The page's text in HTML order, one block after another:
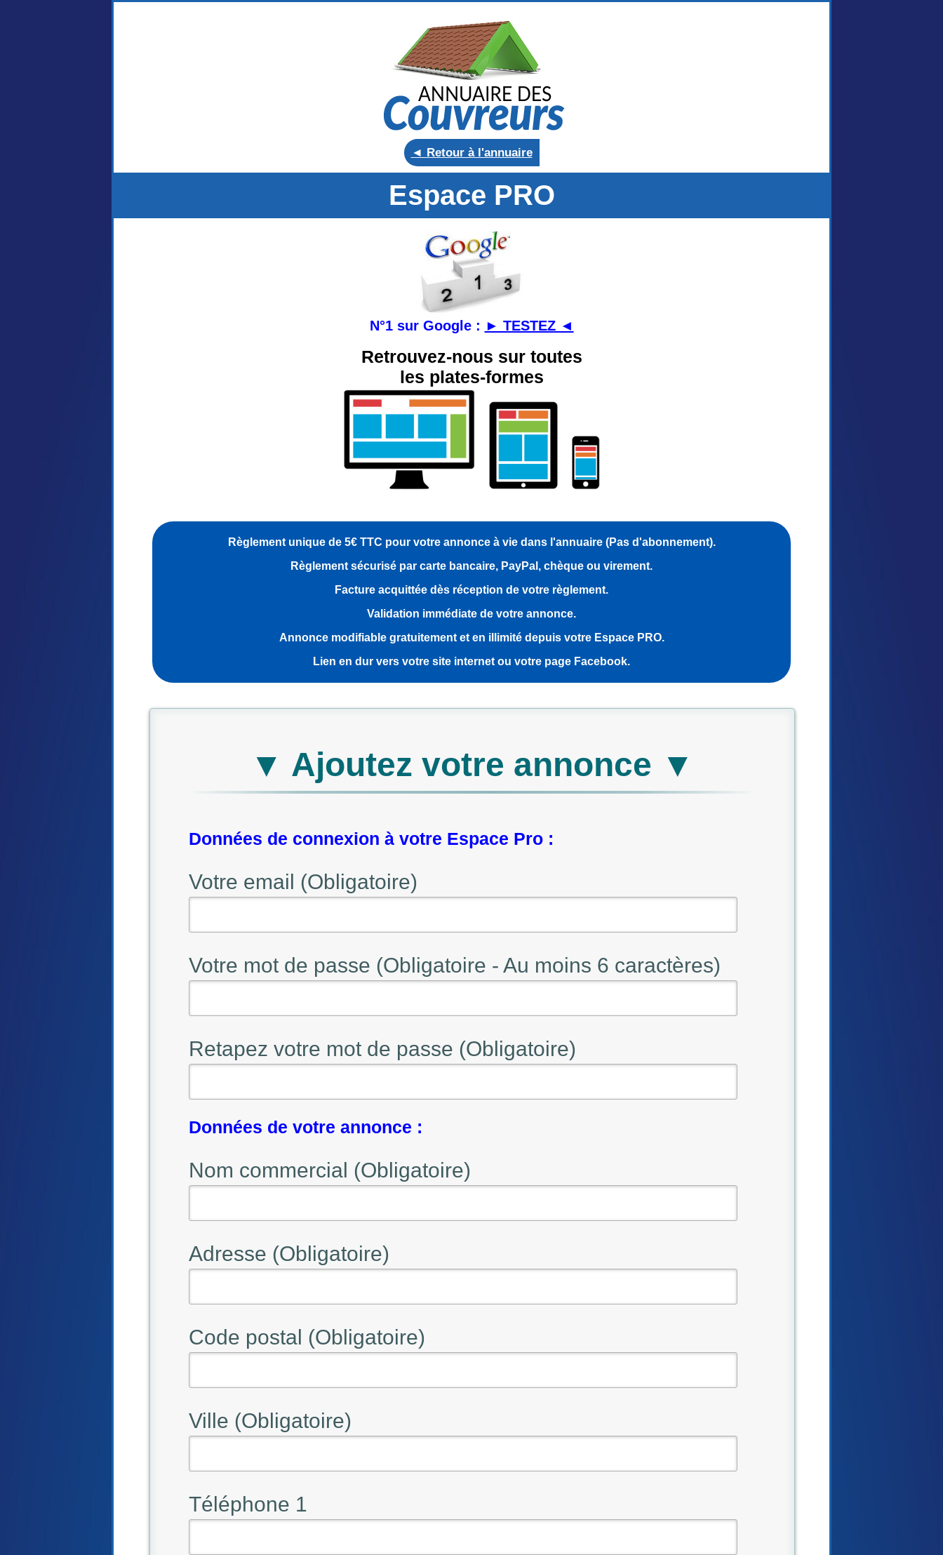
◄ Retour à l'annuaire
Espace PRO
N°1 sur Google : ► TESTEZ ◄
Retrouvez-nous sur toutes
les plates-formes
Règlement unique de 5€ TTC pour votre annonce à vie dans l'annuaire (Pas d'abonnement).
Règlement sécurisé par carte bancaire, PayPal, chèque ou virement.
Facture acquittée dès réception de votre règlement.
Validation immédiate de votre annonce.
Annonce modifiable gratuitement et en illimité depuis votre Espace PRO.
Lien en dur vers votre site internet ou votre page Facebook.
▼ Ajoutez votre annonce ▼
Données de connexion à votre Espace Pro :
Votre email (Obligatoire)
Votre mot de passe (Obligatoire - Au moins 6 caractères)
Retapez votre mot de passe (Obligatoire)
Données de votre annonce :
Nom commercial (Obligatoire)
Adresse (Obligatoire)
Code postal (Obligatoire)
Ville (Obligatoire)
Téléphone 1